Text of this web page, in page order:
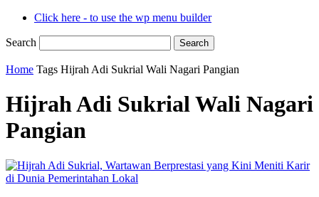
Click here - to use the wp menu builder
Search
Home Tags Hijrah Adi Sukrial Wali Nagari Pangian
Hijrah Adi Sukrial Wali Nagari
Pangian